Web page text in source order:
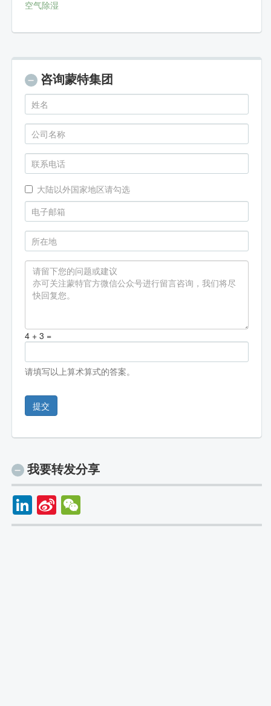
空气除湿
咨询蒙特集团
大陆以外国家地区请勾选
4 + 3 =
请填写以上算术算式的答案。
提交
我要转发分享